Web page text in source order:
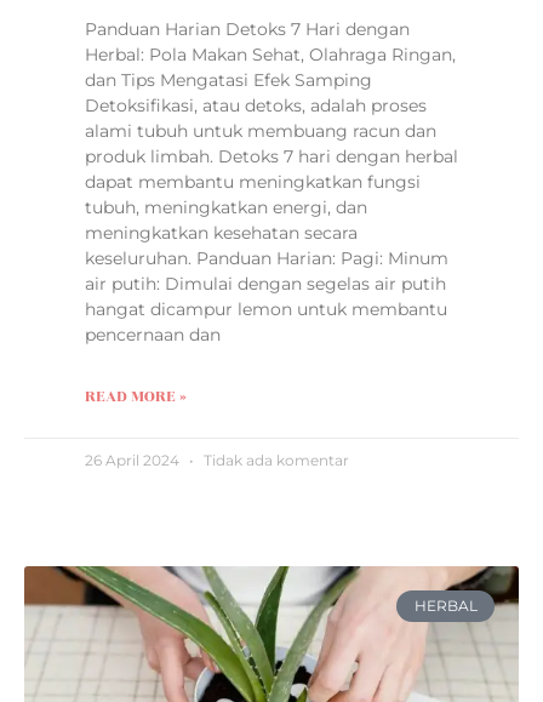
Panduan Harian Detoks 7 Hari dengan
Herbal: Pola Makan Sehat, Olahraga Ringan,
dan Tips Mengatasi Efek Samping
Detoksifikasi, atau detoks, adalah proses
alami tubuh untuk membuang racun dan
produk limbah. Detoks 7 hari dengan herbal
dapat membantu meningkatkan fungsi
tubuh, meningkatkan energi, dan
meningkatkan kesehatan secara
keseluruhan. Panduan Harian: Pagi: Minum
air putih: Dimulai dengan segelas air putih
hangat dicampur lemon untuk membantu
pencernaan dan
READ MORE »
26 April 2024 Tidak ada komentar
HERBAL